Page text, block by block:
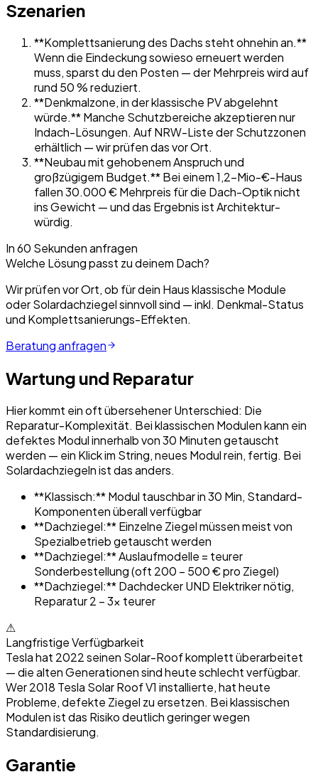
Szenarien
**Komplettsanierung des Dachs steht ohnehin an.**
Wenn die Eindeckung sowieso erneuert werden
muss, sparst du den Posten — der Mehrpreis wird auf
rund 50 % reduziert.
**Denkmalzone, in der klassische PV abgelehnt
würde.** Manche Schutzbereiche akzeptieren nur
Indach-Lösungen. Auf NRW-Liste der Schutzzonen
erhältlich — wir prüfen das vor Ort.
**Neubau mit gehobenem Anspruch und
großzügigem Budget.** Bei einem 1,2-Mio-€-Haus
fallen 30.000 € Mehrpreis für die Dach-Optik nicht
ins Gewicht — und das Ergebnis ist Architektur-
würdig.
In 60 Sekunden anfragen
Welche Lösung passt zu deinem Dach?
Wir prüfen vor Ort, ob für dein Haus klassische Module
oder Solardachziegel sinnvoll sind — inkl. Denkmal-Status
und Komplettsanierungs-Effekten.
Beratung anfragen
Wartung und Reparatur
Hier kommt ein oft übersehener Unterschied: Die
Reparatur-Komplexität. Bei klassischen Modulen kann ein
defektes Modul innerhalb von 30 Minuten getauscht
werden — ein Klick im String, neues Modul rein, fertig. Bei
Solardachziegeln ist das anders.
**Klassisch:** Modul tauschbar in 30 Min, Standard-
Komponenten überall verfügbar
**Dachziegel:** Einzelne Ziegel müssen meist von
Spezialbetrieb getauscht werden
**Dachziegel:** Auslaufmodelle = teurer
Sonderbestellung (oft 200 – 500 € pro Ziegel)
**Dachziegel:** Dachdecker UND Elektriker nötig,
Reparatur 2 – 3× teurer
⚠
Langfristige Verfügbarkeit
Tesla hat 2022 seinen Solar-Roof komplett überarbeitet
— die alten Generationen sind heute schlecht verfügbar.
Wer 2018 Tesla Solar Roof V1 installierte, hat heute
Probleme, defekte Ziegel zu ersetzen. Bei klassischen
Modulen ist das Risiko deutlich geringer wegen
Standardisierung.
Garantie